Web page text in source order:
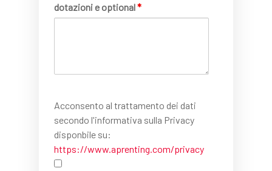
dotazioni e optional*
Acconsento al trattamento dei dati
secondo l'informativa sulla Privacy
disponbile su:
https://www.aprenting.com/privacy